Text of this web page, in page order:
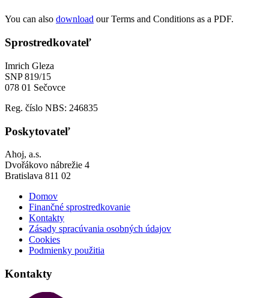
You can also download our Terms and Conditions as a PDF.
Sprostredkovateľ
Imrich Gleza
SNP 819/15
078 01 Sečovce
Reg. číslo NBS: 246835
Poskytovateľ
Ahoj, a.s.
Dvořákovo nábrežie 4
Bratislava 811 02
Domov
Finančné sprostredkovanie
Kontakty
Zásady spracúvania osobných údajov
Cookies
Podmienky použitia
Kontakty